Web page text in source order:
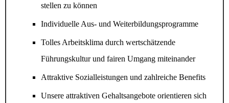
stellen zu können
Individuelle Aus- und Weiterbildungsprogramme
Tolles Arbeitsklima durch wertschätzende
Führungskultur und fairen Umgang miteinander
Attraktive Sozialleistungen und zahlreiche Benefits
Unsere attraktiven Gehaltsangebote orientieren sich